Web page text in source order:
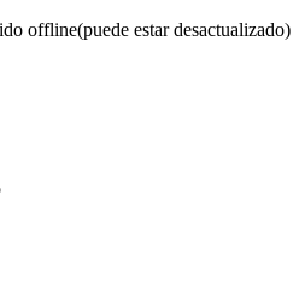
offline(puede estar desactualizado)